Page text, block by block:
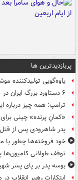
پربازدیدترین ها
یاوه‌گویی تولیدکننده
۶ دستاورد بزرگ ایران در ۱۶۰ روز رهبری رهبر انقلاب
ترامپ: همه چیز درباره
«کمانِ پرنده» چینی
پدر شاهرودی پس از
خود فروخته‌ها چطور با
توقف طولانی
بوسه‌ پدر بر پای پسر
ابتکارات رهبر انقلاب در